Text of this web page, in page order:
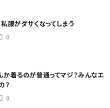
私服がダサくなってしまう
0
か着るのが普通ってマジ？みんなエ
？
0